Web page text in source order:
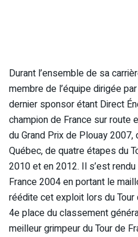
Durant l’ensemble de sa
membre de l’équipe dirigée
dernier sponsor étant Direct
champion de France sur route
du Grand Prix de Plouay
Québec, de quatre étapes du
2010 et en 2012. Il s’est
France 2004 en portant le
réédite cet exploit lors du
4e place du classement
meilleur grimpeur du Tour de